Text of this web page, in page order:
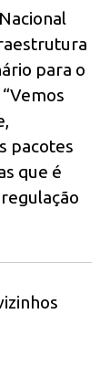
para o
pacotes
que é